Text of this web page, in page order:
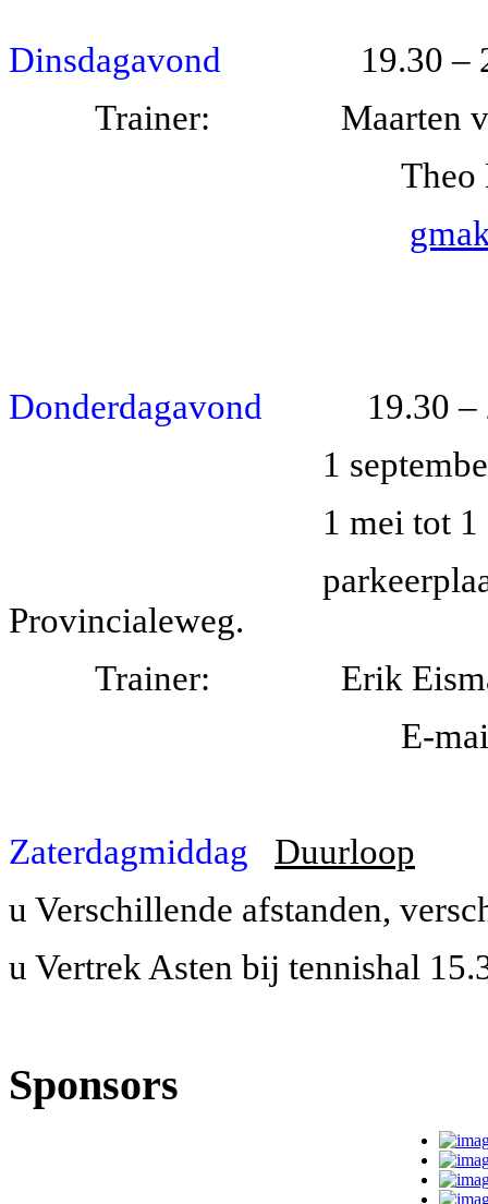
Dinsdagavond 19.30 –
Trainer: Maarten
Theo
Donderdagavond 19.30 –
1 september tot 1
1 mei tot 1
parkeerplaats
Provincialeweg.
Trainer: Erik
E-
Zaterdagmiddag
Duurloop
u Verschillende afstanden,
u Vertrek Asten bij tennishal
Sponsors